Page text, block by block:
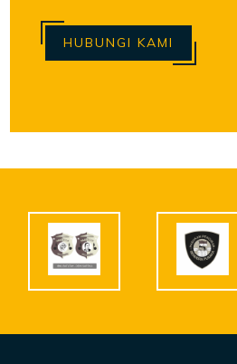
HUBUNGI KAMI